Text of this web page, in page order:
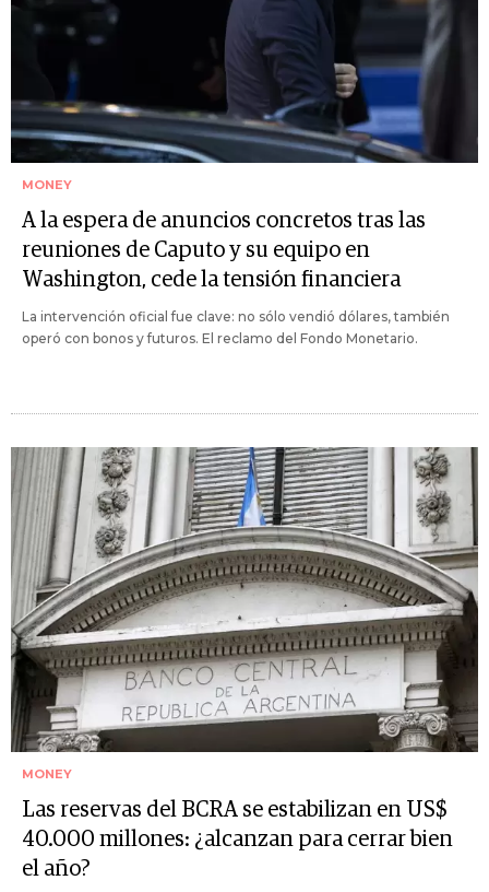
MONEY
A la espera de anuncios concretos tras las
reuniones de Caputo y su equipo en
Washington, cede la tensión financiera
La intervención oficial fue clave: no sólo vendió dólares, también
operó con bonos y futuros. El reclamo del Fondo Monetario.
MONEY
Las reservas del BCRA se estabilizan en US$
40.000 millones: ¿alcanzan para cerrar bien
el año?